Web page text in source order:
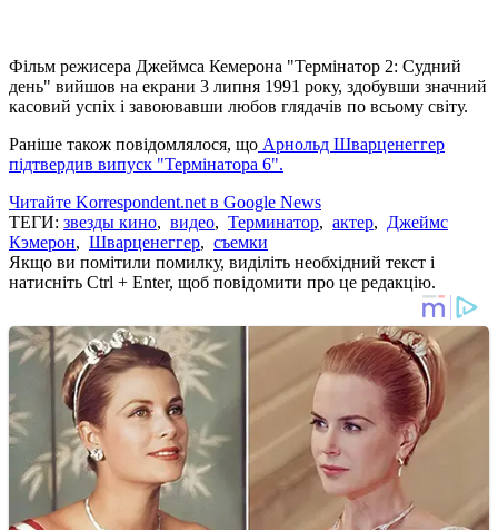
Фільм режисера Джеймса Кемерона "Термінатор 2: Судний
день" вийшов на екрани 3 липня 1991 року, здобувши значний
касовий успіх і завоювавши любов глядачів по всьому світу.
Раніше також повідомлялося, що Арнольд Шварценеггер
підтвердив випуск "Термінатора 6".
Читайте Korrespondent.net в Google News
ТЕГИ: звезды кино, видео, Терминатор, актер, Джеймс
Кэмерон, Шварценеггер, съемки
Якщо ви помітили помилку, виділіть необхідний текст і
натисніть Ctrl + Enter, щоб повідомити про це редакцію.